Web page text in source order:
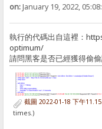
on:January 19, 2022,
執行的代碼出自這裡：
optimum/
請問黑客是否已經獲得偷
截圖 2022-01-18 下午
times.)